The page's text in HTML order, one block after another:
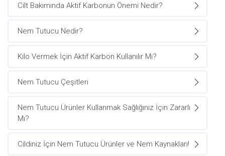
Cilt Bakımında Aktif Karbonun Önemi Nedir?
Nem Tutucu Nedir?
Kilo Vermek İçin Aktif Karbon Kullanılır Mı?
Nem Tutucu Çeşitleri
Nem Tutucu Ürünler Kullanmak Sağlığınız İçin Zararlı
Mı?
Cildiniz İçin Nem Tutucu Ürünler ve Nem Kaynakları!